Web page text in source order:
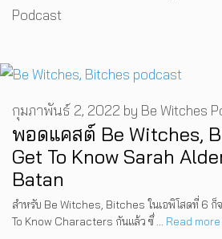
Podcast
พอดแคสต์ Be Witches,
Get To Know Sarah
Batan
กุมภาพันธ์ 2, 2022 by Be Witches
สำหรับ Be Witches, Bitches ในเอพิโสดที่ 6 ก็
To Know Characters กันแล้ว ซึ่ … Read more